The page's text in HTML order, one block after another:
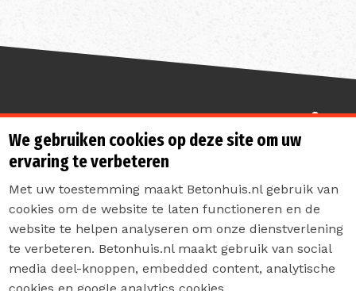
Sterk de toekomst in
Contact
Privacyverklaring
We gebruiken cookies op deze site om uw
ervaring te verbeteren
Met uw toestemming maakt Betonhuis.nl gebruik van
cookies om de website te laten functioneren en de
website te helpen analyseren om onze dienstverlening
te verbeteren. Betonhuis.nl maakt gebruik van social
media deel-knoppen, embedded content, analytische